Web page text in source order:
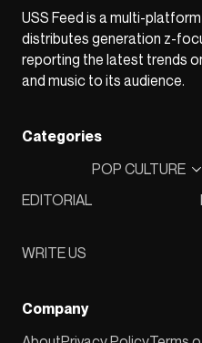
USS Feed is a multi-
distributes generation z-
reporting the latest trends
and music to its audience.
Categories
EDITORIAL
POP CULTURE
WRITE US
Company